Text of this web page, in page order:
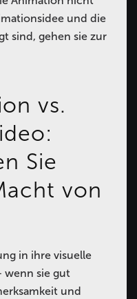
und die
sind, gehen sie zur
vs.
Sie
von
in ihre visuelle
wenn sie gut
und